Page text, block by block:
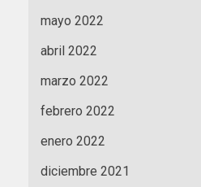
mayo 2022
abril 2022
marzo 2022
febrero 2022
enero 2022
diciembre 2021